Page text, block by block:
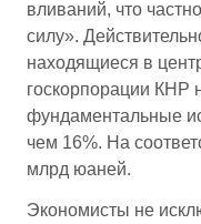
вливаний, что
силу».
находящиеся в
госкорпорации КНР
фундаментальные
чем 16%. На
млрд юаней.
Экономисты не